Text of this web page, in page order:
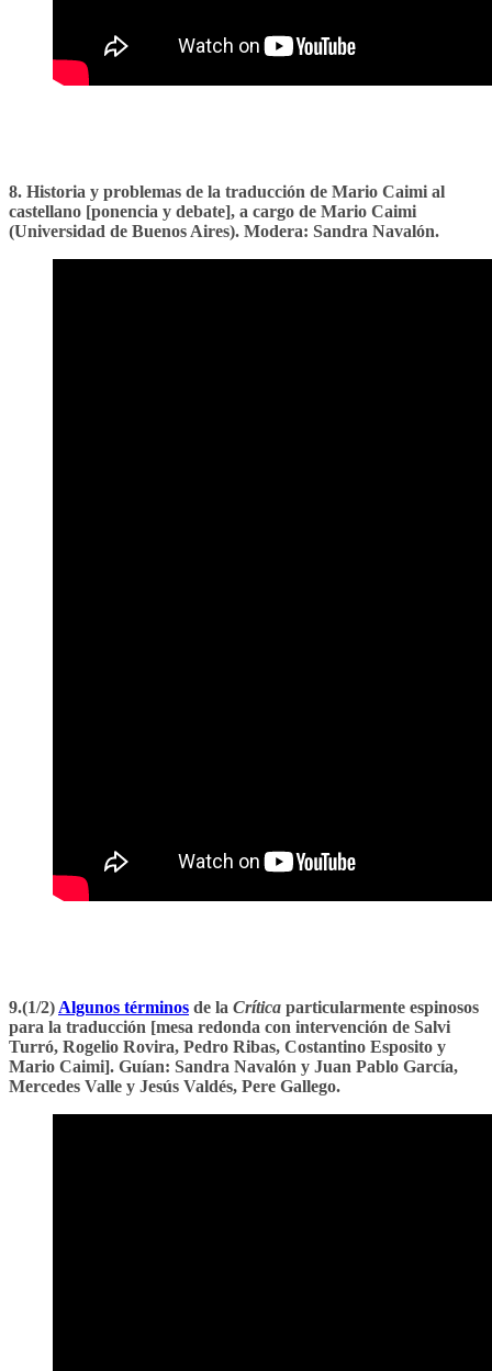
8. Historia y problemas de la traducción de Mario Caimi al
castellano [ponencia y debate], a cargo de Mario Caimi
(Universidad de Buenos Aires). Modera: Sandra Navalón.
9.(1/2) Algunos términos de la Crítica particularmente espinosos
para la traducción [mesa redonda con intervención de Salvi
Turró, Rogelio Rovira, Pedro Ribas, Costantino Esposito y
Mario Caimi]. Guían: Sandra Navalón y Juan Pablo García,
Mercedes Valle y Jesús Valdés, Pere Gallego.